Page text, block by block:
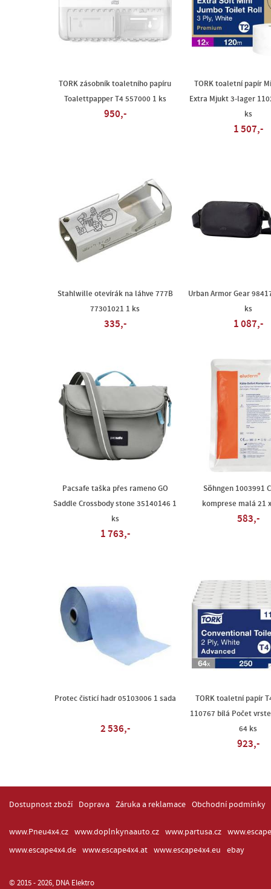
TORK zásobník toaletního papíru
Toalettpapper T4 557000 1 ks
950,-
TORK toaletní papír
Extra Mjukt 3-lager
ks
1 507,-
Stahlwille otevírák na láhve 777B
77301021 1 ks
335,-
Urban Armor Gear
ks
1 087,-
Pacsafe taška přes rameno GO
Saddle Crossbody stone 35140146 1
ks
1 763,-
Söhngen 1003991
komprese malá 21
583,-
Protec čisticí hadr 05103006 1 sada
2 536,-
TORK toaletní papír
110767 bílá Počet
64 ks
923,-
Dostupnost zboží Doprava Záruka a reklamace Obchodní podmínky
www.Pneu4x4.cz www.doplnkynaauto.cz www.partusa.cz
www.escape4x4.de
www.escape4x4.at www.escape4x4.eu ebay
© 2015 - 2026, DNA Elektro